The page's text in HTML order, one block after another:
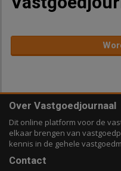
Over Vastgoedjournaal
Dit online platform voor de
elkaar brengen van
kennis in de gehele
Contact